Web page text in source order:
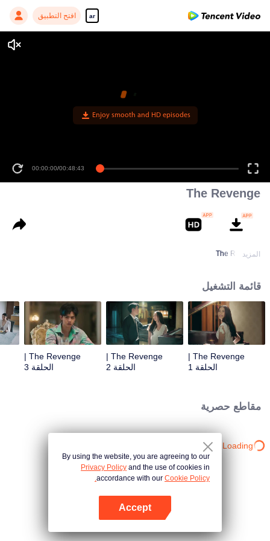
ar افتح التطبيق
Enjoy smooth and HD episodes
00:00:00/00:48:43
The Revenge
The Revenge
المزيد
قائمة التشغيل
The Revenge |
الحلقة 1
The Revenge |
الحلقة 2
The Revenge |
الحلقة 3
مقاطع حصرية
Loading…
By using the website, you are agreeing to our
Privacy Policy and the use of cookies in
accordance with our Cookie Policy.
Accept